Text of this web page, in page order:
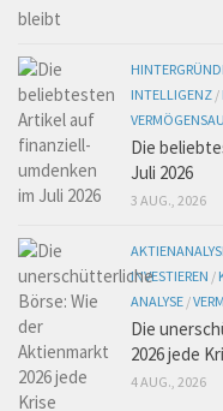
INTELLIGENZ /
Die
Juli 2026
3 AUG., 2026
INVESTIEREN /
ANALYSE /
Die
2026 jede
4 AUG., 2026